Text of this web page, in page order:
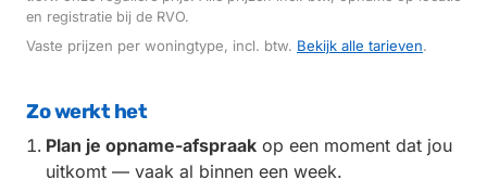
en registratie bij de RVO.
Vaste prijzen per woningtype, incl. btw. Bekijk alle tarieven.
Zo werkt het
Plan je opname-afspraakop een moment dat jou
uitkomt — vaak al binnen een week.